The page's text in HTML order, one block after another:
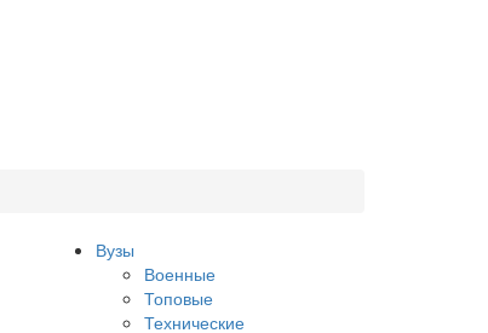
Вузы
Военные
Топовые
Технические